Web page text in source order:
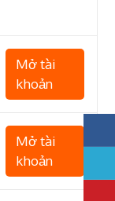
Mở tài
khoản
Mở tài
khoản